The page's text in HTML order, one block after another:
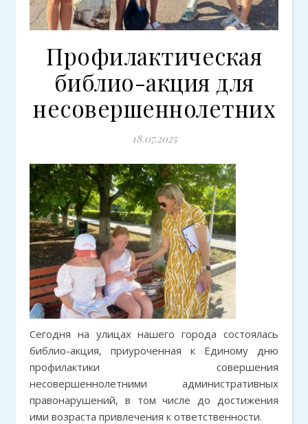
Профилактическая
библио-акция для
несовершеннолетних
18.07.2025
Сегодня на улицах нашего города состоялась
библио-акция, приуроченная к Единому дню
профилактики совершения
несовершеннолетними административных
правонарушений, в том числе до достижения
ими возраста привлечения к ответственности.